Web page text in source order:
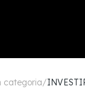
categoria/